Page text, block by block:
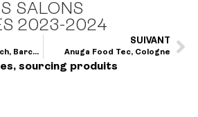
SALONS
2023-2024
Alimentaria Food Tech, Barcelona
SUIVANT
Anuga Food Tec, Cologne